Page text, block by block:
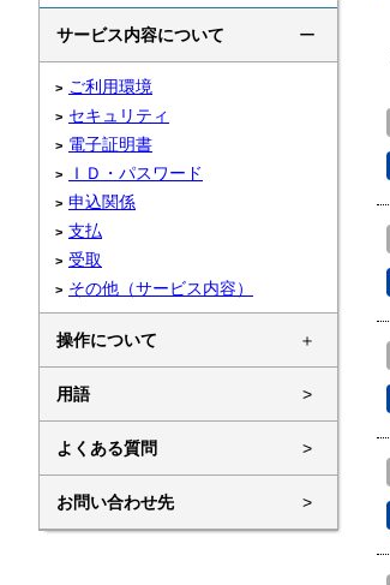
サービス内容について ー
ご利用環境
セキュリティ
電子証明書
ＩＤ・パスワード
申込関係
支払
受取
その他（サービス内容）
操作について ＋
用語 >
よくある質問 >
お問い合わせ先 >